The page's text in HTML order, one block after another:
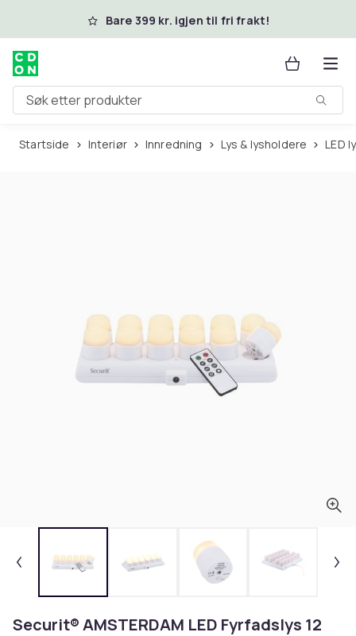
Hopp til hovedinnholdBare 399 kr. igjen til fri frakt!
Søk etter produkter
Startside Interiør Innredning Lys & lysholdere LED
Securit® AMSTERDAM LED Fyrfadslys 12